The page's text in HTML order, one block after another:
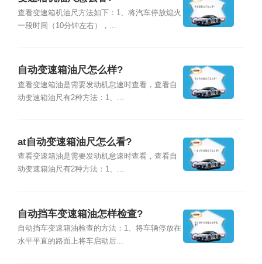
查看变速箱机油尺方法如下：1、将汽车停放熄火
一段时间（10分钟左右），...
自动变速箱油尺怎么样?
查看变速箱油是需要发动机怠速时查看，查看自
动变速箱油尺有2种方法：1、...
at自动变速箱油尺怎么看?
查看变速箱油是需要发动机怠速时查看，查看自
动变速箱油尺有2种方法：1、...
自动挡车变速箱油怎样检查?
自动挡车变速箱油检查的方法：1、将车辆停放在
水平平直的路面上将车启动后...